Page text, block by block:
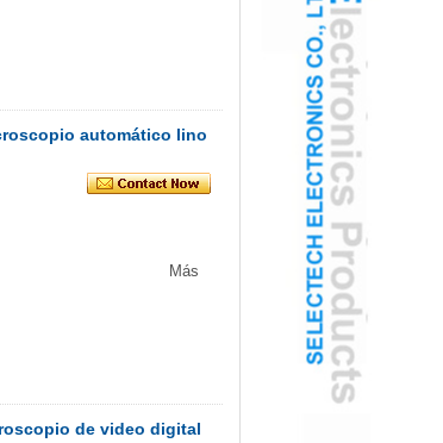
automático lino
Más
de video digital